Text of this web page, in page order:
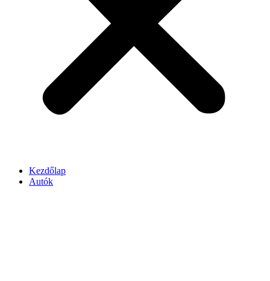
Kezdőlap
Autók